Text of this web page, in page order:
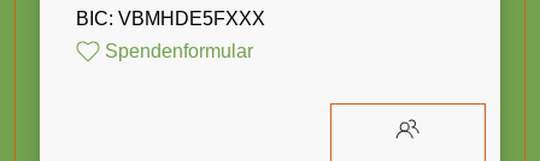
BIC: VBMHDE5FXXX
Spendenformular